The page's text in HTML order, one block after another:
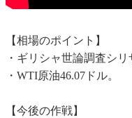
【相場のポイント】
・ギリシャ世論調査シリ
・WTI原油46.07ドル。
【今後の作戦】